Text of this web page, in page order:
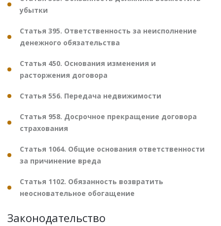
убытки
Статья 395. Ответственность за неисполнение
денежного обязательства
Статья 450. Основания изменения и
расторжения договора
Статья 556. Передача недвижимости
Статья 958. Досрочное прекращение договора
страхования
Статья 1064. Общие основания ответственности
за причинение вреда
Статья 1102. Обязанность возвратить
неосновательное обогащение
Законодательство